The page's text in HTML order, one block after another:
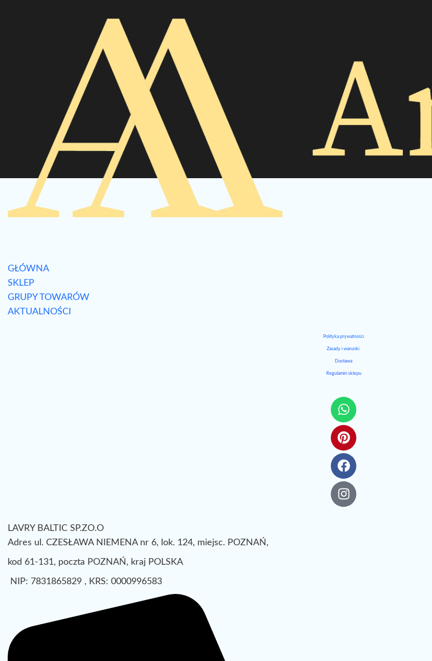
GŁÓWNA
SKLEP
GRUPY TOWARÓW
AKTUALNOŚCI
Polityka prywatności
Zasady i warunki
Dostawa
Regulamin sklepu
LAVRY BALTIC SP.ZO.O
Adres ul. CZESŁAWA NIEMENA nr 6, lok. 124, miejsc. POZNAŃ,
kod 61-131, poczta POZNAŃ, kraj POLSKA
NIP: 7831865829 , KRS: 0000996583